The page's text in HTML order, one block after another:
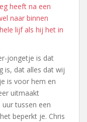
heeft na een
naar binnen
lijf als hij het in
jongetje is dat
is, dat alles dat wij
is voor hem en
uitmaakt
tussen een
beperkt je. Chris